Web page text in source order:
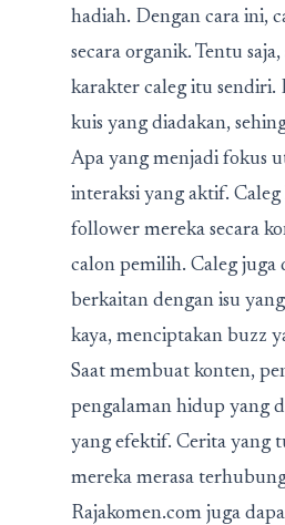
hadiah. Dengan cara ini,
secara organik. Tentu
karakter caleg itu sendiri.
kuis yang diadakan,
Apa yang menjadi fokus
interaksi yang aktif.
follower mereka secara
calon pemilih. Caleg
berkaitan dengan isu
kaya, menciptakan buzz
Saat membuat konten,
pengalaman hidup yang
yang efektif. Cerita yang
mereka merasa
Rajakomen.com juga